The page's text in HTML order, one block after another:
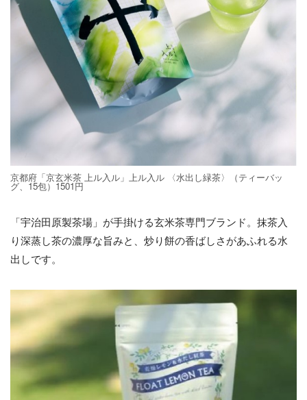
京都府「京玄米茶 上ル入ル」上ル入ル 〈水出し緑茶〉（ティーバッ
グ、15包）1501円
「宇治田原製茶場」が手掛ける玄米茶専門ブランド。抹茶入
り深蒸し茶の濃厚な旨みと、炒り餅の香ばしさがあふれる水
出しです。